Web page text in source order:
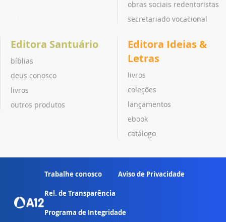
obras sociais redentoristas
secretariado vocacional
Editora Santuário
bíblias
deus conosco
livros
outros produtos
Editora Ideias &
Letras
livros
coleções
lançamentos
ebook
catálogo
Trabalhe conosco Aviso de Privacidade
Rel. de Transparência
Programa de Integridade